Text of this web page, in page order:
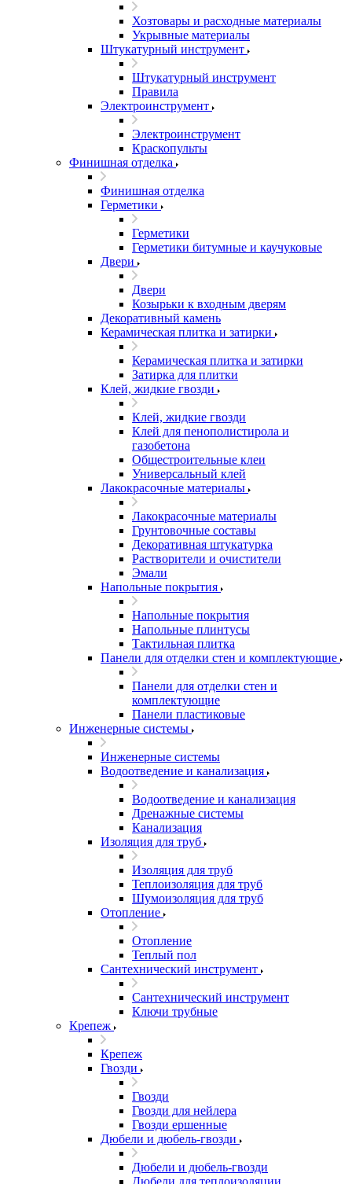
Хозтовары и расходные материалы
Укрывные материалы
Штукатурный инструмент
Штукатурный инструмент
Правила
Электроинструмент
Электроинструмент
Краскопульты
Финишная отделка
Финишная отделка
Герметики
Герметики
Герметики битумные и каучуковые
Двери
Двери
Козырьки к входным дверям
Декоративный камень
Керамическая плитка и затирки
Керамическая плитка и затирки
Затирка для плитки
Клей, жидкие гвозди
Клей, жидкие гвозди
Клей для пенополистирола и
газобетона
Общестроительные клеи
Универсальный клей
Лакокрасочные материалы
Лакокрасочные материалы
Грунтовочные составы
Декоративная штукатурка
Растворители и очистители
Эмали
Напольные покрытия
Напольные покрытия
Напольные плинтусы
Тактильная плитка
Панели для отделки стен и комплектующие
Панели для отделки стен и
комплектующие
Панели пластиковые
Инженерные системы
Инженерные системы
Водоотведение и канализация
Водоотведение и канализация
Дренажные системы
Канализация
Изоляция для труб
Изоляция для труб
Теплоизоляция для труб
Шумоизоляция для труб
Отопление
Отопление
Теплый пол
Сантехнический инструмент
Сантехнический инструмент
Ключи трубные
Крепеж
Крепеж
Гвозди
Гвозди
Гвозди для нейлера
Гвозди ершенные
Дюбели и дюбель-гвозди
Дюбели и дюбель-гвозди
Дюбели для теплоизоляции